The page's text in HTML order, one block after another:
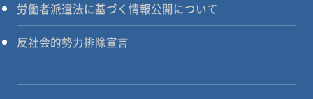
労働者派遣法に基づく情報公開について
反社会的勢力排除宣言